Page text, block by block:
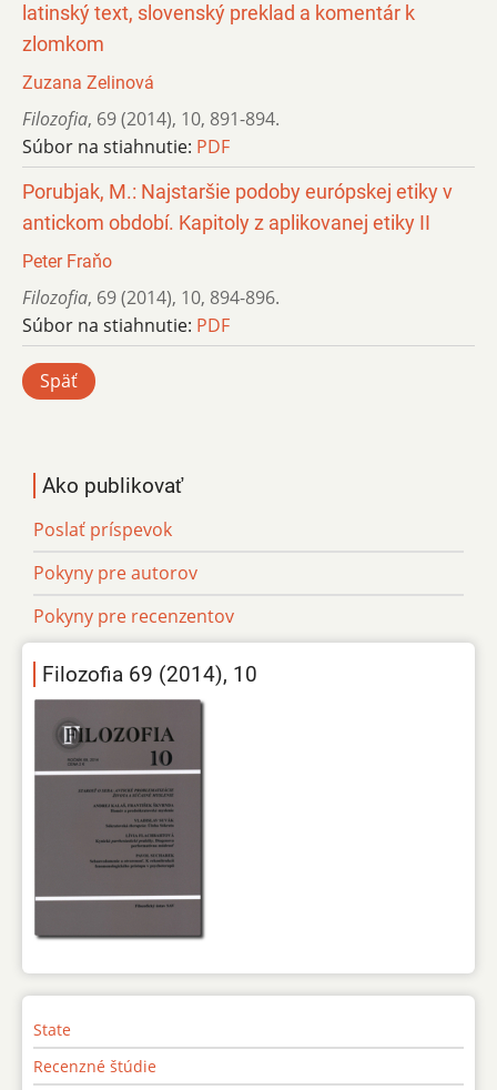
latinský text, slovenský preklad a komentár k
zlomkom
Zuzana Zelinová
Filozofia, 69 (2014), 10, 891-894.
Súbor na stiahnutie: PDF
Porubjak, M.: Najstaršie podoby európskej etiky v
antickom období. Kapitoly z aplikovanej etiky II
Peter Fraňo
Filozofia, 69 (2014), 10, 894-896.
Súbor na stiahnutie: PDF
Späť
Ako publikovať
Poslať príspevok
Pokyny pre autorov
Pokyny pre recenzentov
Filozofia 69 (2014), 10
State
Recenzné štúdie